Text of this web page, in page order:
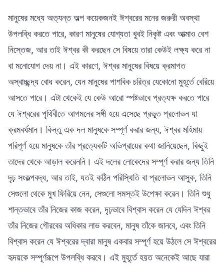
মানুষের মধ্যে অত্যন্ত অল্প কয়েকজনই ঈশ্বরের মনের জরুরী অবস্থা
উপলব্ধি করতে পারে, কারণ মানুষের যোগ্যতা খুবই নিকৃষ্ট এবং আত্মাও বেশ
নিস্তেজ, আর তাই ঈশ্বর কী করছেন সে বিষয়ে তারা কেউই লক্ষ্য করে না
বা মনোযোগ দেয় না। এই কারণে, ঈশ্বর মানুষের বিষয়ে ক্রমাগত
অস্বাচ্ছন্দ্য বোধ করেন, যেন মানুষের পাশবিক চরিত্র যেকোনো মুহূর্তে বেরিয়ে
আসতে পারে। এটা থেকেই যে কেউ আরো স্পষ্টভাবে প্রত্যক্ষ করতে পারে
যে ঈশ্বরের পৃথিবীতে আগমনের সঙ্গী হয়ে এসেছে প্রভূত প্রলোভন যা
ক্রমবর্ধমান। কিন্তু এক দল মানুষকে সম্পূর্ণ করার জন্য, ঈশ্বর মহিমায়
পরিপূর্ণ হয়ে মানুষকে তাঁর প্রত্যেকটি অভিপ্রায়ের কথা জানিয়েছেন, কিছুই
তাদের থেকে আড়াল করেননি। এই দলের লোকেদের সম্পূর্ণ করার জন্য তিনি
দৃঢ় সংকল্পবদ্ধ, আর তাই, যতই কঠিন পরিস্থিতি বা প্রলোভন আসুক, তিনি
সেগুলো থেকে মুখ ফিরিয়ে নেন, সেগুলো সমস্তই উপেক্ষা করেন। তিনি শুধু
শান্তভাবে তাঁর নিজের কাজ করেন, দৃঢ়ভাবে বিশ্বাস করেন যে যেদিন ঈশ্বর
তাঁর নিজের গৌরবের অধিকার লাভ করবেন, মানুষ তাঁকে জানবে, এবং তিনি
বিশ্বাস করেন যে ঈশ্বরের দ্বারা মানুষ একবার সম্পূর্ণ হয়ে উঠলে সে ঈশ্বরের
হৃদয়কে সম্পূর্ণরূপে উপলব্ধি করবে। এই মুহূর্তে হয়ত অনেকেই আছে যারা